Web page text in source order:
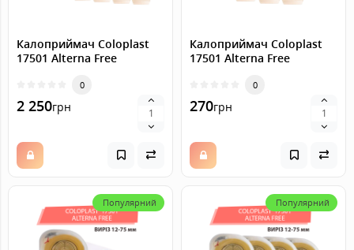
Калоприймач Coloplast
17501 Alterna Free
відкритий, прозорий)
виріз 12-75 мм, 25 шт.
0
2 250грн
Калоприймач Coloplast
17501 Alterna Free
відкритий, прозорий)
виріз 12-75 мм, 3 шт.
0
270грн
Популярний Популярний